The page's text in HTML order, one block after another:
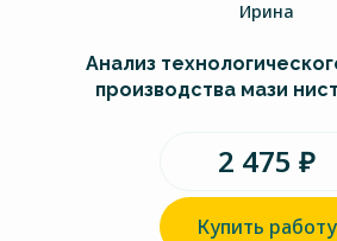
Ирина
Анализ
производства мази
2 475 ₽
Купить работу